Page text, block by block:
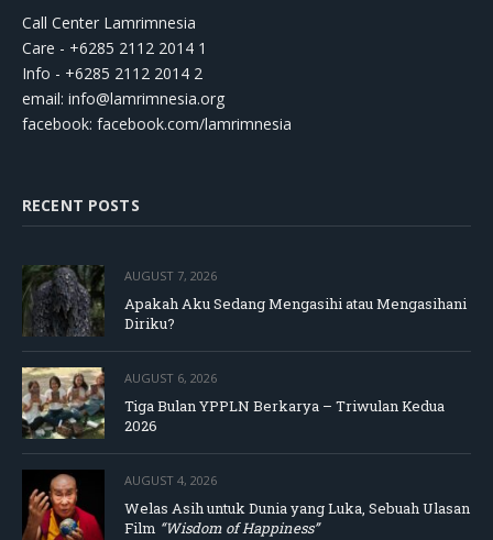
Call Center Lamrimnesia
Care - +6285 2112 2014 1
Info - +6285 2112 2014 2
email: info@lamrimnesia.org
facebook: facebook.com/lamrimnesia
RECENT POSTS
AUGUST 7, 2026
Apakah Aku Sedang Mengasihi atau Mengasihani
Diriku?
AUGUST 6, 2026
Tiga Bulan YPPLN Berkarya – Triwulan Kedua
2026
AUGUST 4, 2026
Welas Asih untuk Dunia yang Luka, Sebuah Ulasan
Film “Wisdom of Happiness”